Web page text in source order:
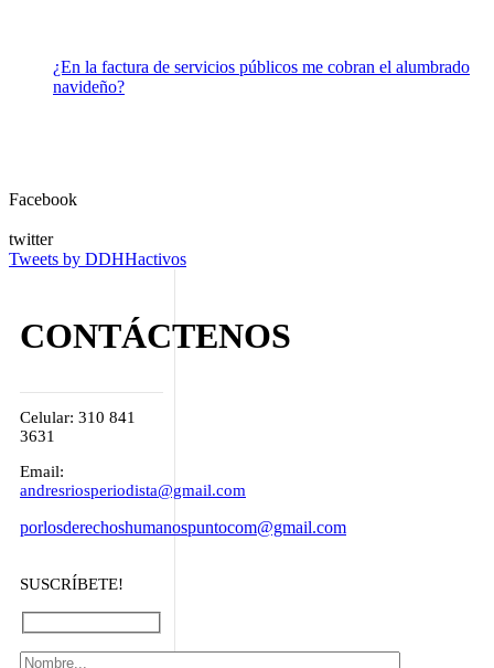
¿En la factura de servicios públicos me cobran el alumbrado
navideño?
Facebook
twitter
Tweets by DDHHactivos
CONTÁCTENOS
Celular: 310 841
3631
Email:
andresriosperiodista@gmail.com
porlosderechoshumanospuntocom@gmail.com
SUSCRÍBETE!